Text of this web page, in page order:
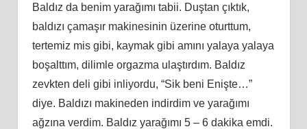
Baldız da benim yarağımı tabii. Duştan çıktık,
baldızı çamaşır makinesinin üzerine oturttum,
tertemiz mis gibi, kaymak gibi amını yalaya yalaya
boşalttım, dilimle orgazma ulaştırdım. Baldız
zevkten deli gibi inliyordu, “Sik beni Enişte…”
diye. Baldızı makineden indirdim ve yarağımı
ağzına verdim. Baldız yarağımı 5 – 6 dakika emdi.